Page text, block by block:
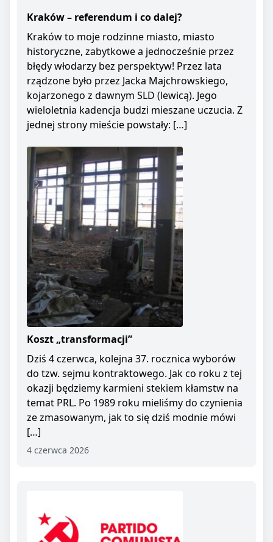
Kraków – referendum i co dalej?
Kraków to moje rodzinne miasto, miasto
historyczne, zabytkowe a jednocześnie przez
błędy włodarzy bez perspektyw! Przez lata
rządzone było przez Jacka Majchrowskiego,
kojarzonego z dawnym SLD (lewicą). Jego
wieloletnia kadencja budzi mieszane uczucia. Z
jednej strony mieście powstały: […]
Koszt „transformacji”
Dziś 4 czerwca, kolejna 37. rocznica wyborów
do tzw. sejmu kontraktowego. Jak co roku z tej
okazji będziemy karmieni stekiem kłamstw na
temat PRL. Po 1989 roku mieliśmy do czynienia
ze zmasowanym, jak to się dziś modnie mówi
[…]
4 czerwca 2026